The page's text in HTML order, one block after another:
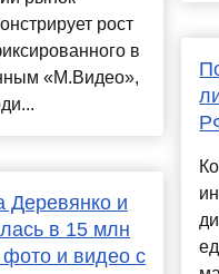
рост
в
«М.Видео»,
Деревянко и
в 15 млн
и видео с